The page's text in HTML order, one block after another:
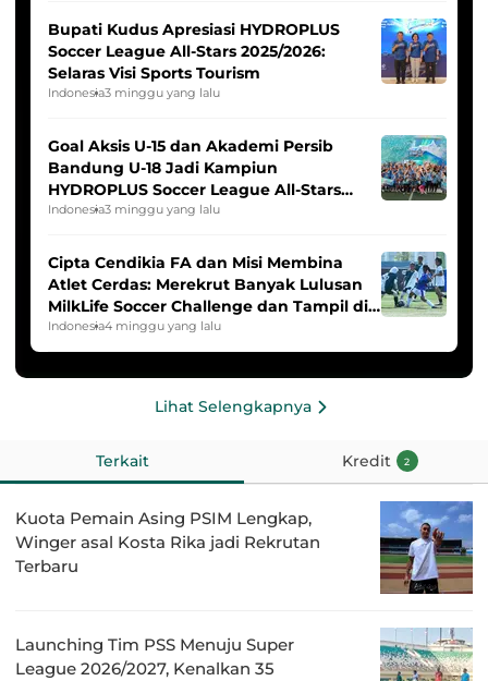
Bupati Kudus Apresiasi HYDROPLUS
Soccer League All-Stars 2025/2026:
Selaras Visi Sports Tourism
Indonesia3 minggu yang lalu
Goal Aksis U-15 dan Akademi Persib
Bandung U-18 Jadi Kampiun
HYDROPLUS Soccer League All-Stars
2025/2026
Indonesia3 minggu yang lalu
Cipta Cendikia FA dan Misi Membina
Atlet Cerdas: Merekrut Banyak Lulusan
MilkLife Soccer Challenge dan Tampil di
HYDROPLUS Soccer League
Indonesia4 minggu yang lalu
Lihat Selengkapnya
Terkait Kredit 2
Kuota Pemain Asing PSIM Lengkap,
Winger asal Kosta Rika jadi Rekrutan
Terbaru
Launching Tim PSS Menuju Super
League 2026/2027, Kenalkan 35